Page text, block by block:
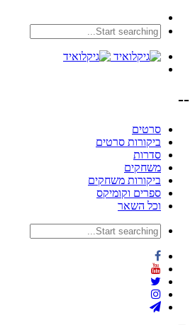
--
סרטים
ביקורות סרטים
סדרות
משחקים
ביקורות משחקים
ספרים וקומיקס
וכל השאר